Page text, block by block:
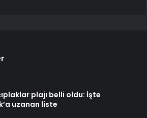
plajı belli oldu: İşte
uzanan liste